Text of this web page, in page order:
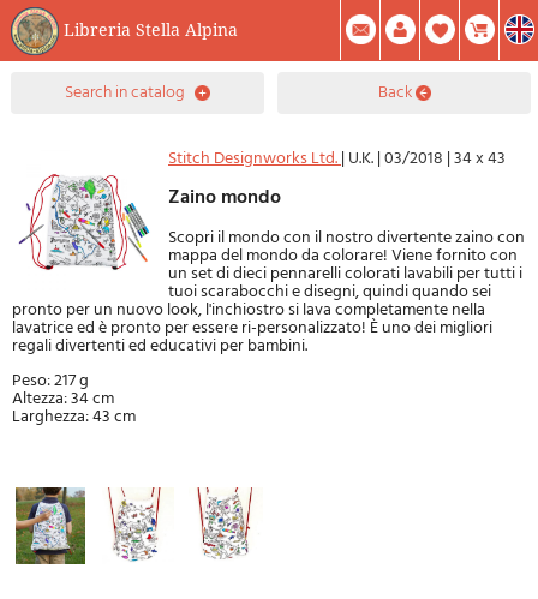
Libreria Stella Alpina
0Item(s) In Your Cart
Summary
Create Account Mod. Password
search in catalog back
Stitch Designworks Ltd.| U.K.|03/2018 |34 x 43
Zaino mondo
Scopri il mondo con il nostro divertente zaino con
mappa del mondo da colorare! Viene fornito con
un set di dieci pennarelli colorati lavabili per tutti i
tuoi scarabocchi e disegni, quindi quando sei
pronto per un nuovo look, l'inchiostro si lava completamente nella
lavatrice ed è pronto per essere ri-personalizzato! È uno dei migliori
regali divertenti ed educativi per bambini.
Peso: 217 g
Altezza: 34 cm
Larghezza: 43 cm